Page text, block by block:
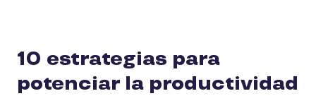
10 estrategias para
potenciar la productividad